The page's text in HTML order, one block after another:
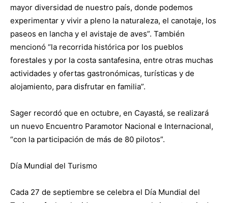
mayor diversidad de nuestro país, donde podemos
experimentar y vivir a pleno la naturaleza, el canotaje, los
paseos en lancha y el avistaje de aves”. También
mencionó “la recorrida histórica por los pueblos
forestales y por la costa santafesina, entre otras muchas
actividades y ofertas gastronómicas, turísticas y de
alojamiento, para disfrutar en familia”.
Sager recordó que en octubre, en Cayastá, se realizará
un nuevo Encuentro Paramotor Nacional e Internacional,
“con la participación de más de 80 pilotos”.
Día Mundial del Turismo
Cada 27 de septiembre se celebra el Día Mundial del